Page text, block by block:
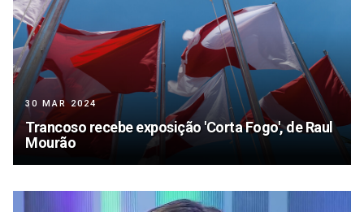
30 MAR 2024
Trancoso recebe exposição 'Corta Fogo', de Raul
Mourão